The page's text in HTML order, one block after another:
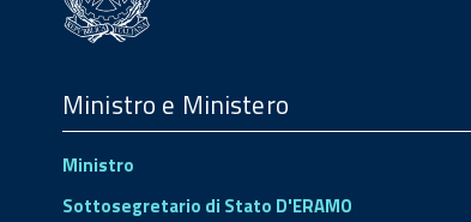
Footer
Ministro e Ministero
Ministro
Sottosegretario di Stato D'ERAMO